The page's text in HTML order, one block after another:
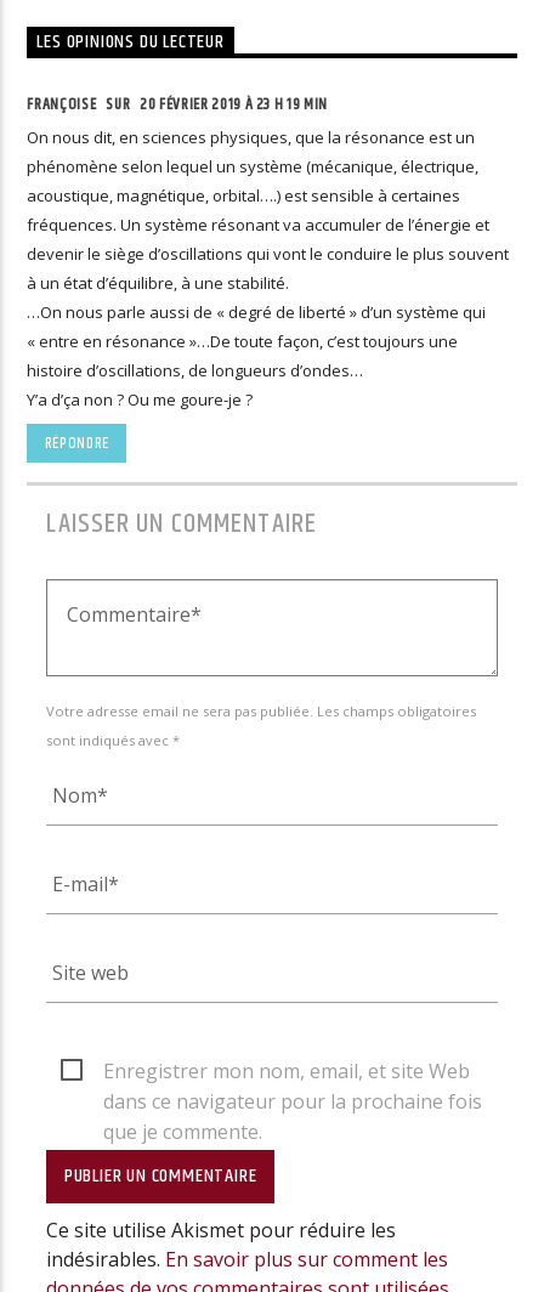
LES OPINIONS DU LECTEUR
FRANÇOISE SUR20 FÉVRIER 2019 À 23 H 19 MIN
On nous dit, en sciences physiques, que la résonance est un
phénomène selon lequel un système (mécanique, électrique,
acoustique, magnétique, orbital….) est sensible à certaines
fréquences. Un système résonant va accumuler de l’énergie et
devenir le siège d’oscillations qui vont le conduire le plus souvent
à un état d’équilibre, à une stabilité.
…On nous parle aussi de « degré de liberté » d’un système qui
« entre en résonance »…De toute façon, c’est toujours une
histoire d’oscillations, de longueurs d’ondes…
Y’a d’ça non ? Ou me goure-je ?
RÉPONDRE
LAISSER UN COMMENTAIRE
Votre adresse email ne sera pas publiée. Les champs obligatoires
sont indiqués avec *
Enregistrer mon nom, email, et site Web
dans ce navigateur pour la prochaine fois
que je commente.
Ce site utilise Akismet pour réduire les
indésirables. En savoir plus sur comment les